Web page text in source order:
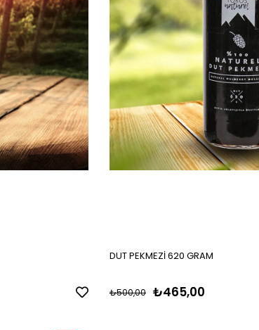
DUT PEKMEZİ 620 GRAM
₺465,00
₺500,00